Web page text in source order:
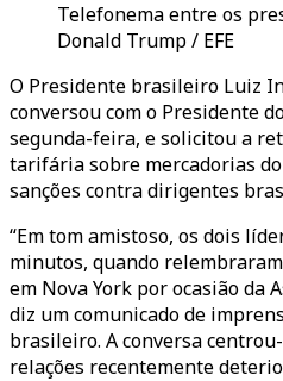
Telefonema entre os
Donald Trump / EFE
O Presidente brasileiro Luiz
conversou com o Presidente
segunda-feira, e solicitou a
tarifária sobre mercadorias
sanções contra dirigentes
“Em tom amistoso, os dois
minutos, quando
em Nova York por ocasião da
diz um comunicado de
brasileiro. A conversa
relações recentemente